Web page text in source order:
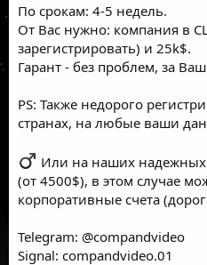
По срокам: 4-5 недель.
От Вас нужно: компания в
зарегистрировать) и 25k$.
Гарант - без проблем, за Ваш
PS: Также недорого
странах, на любые ваши
Или на наших надежных
(от 4500$), в этом случае
корпоративные счета
Telegram: @compandvideo
Signal: compandvideo.01